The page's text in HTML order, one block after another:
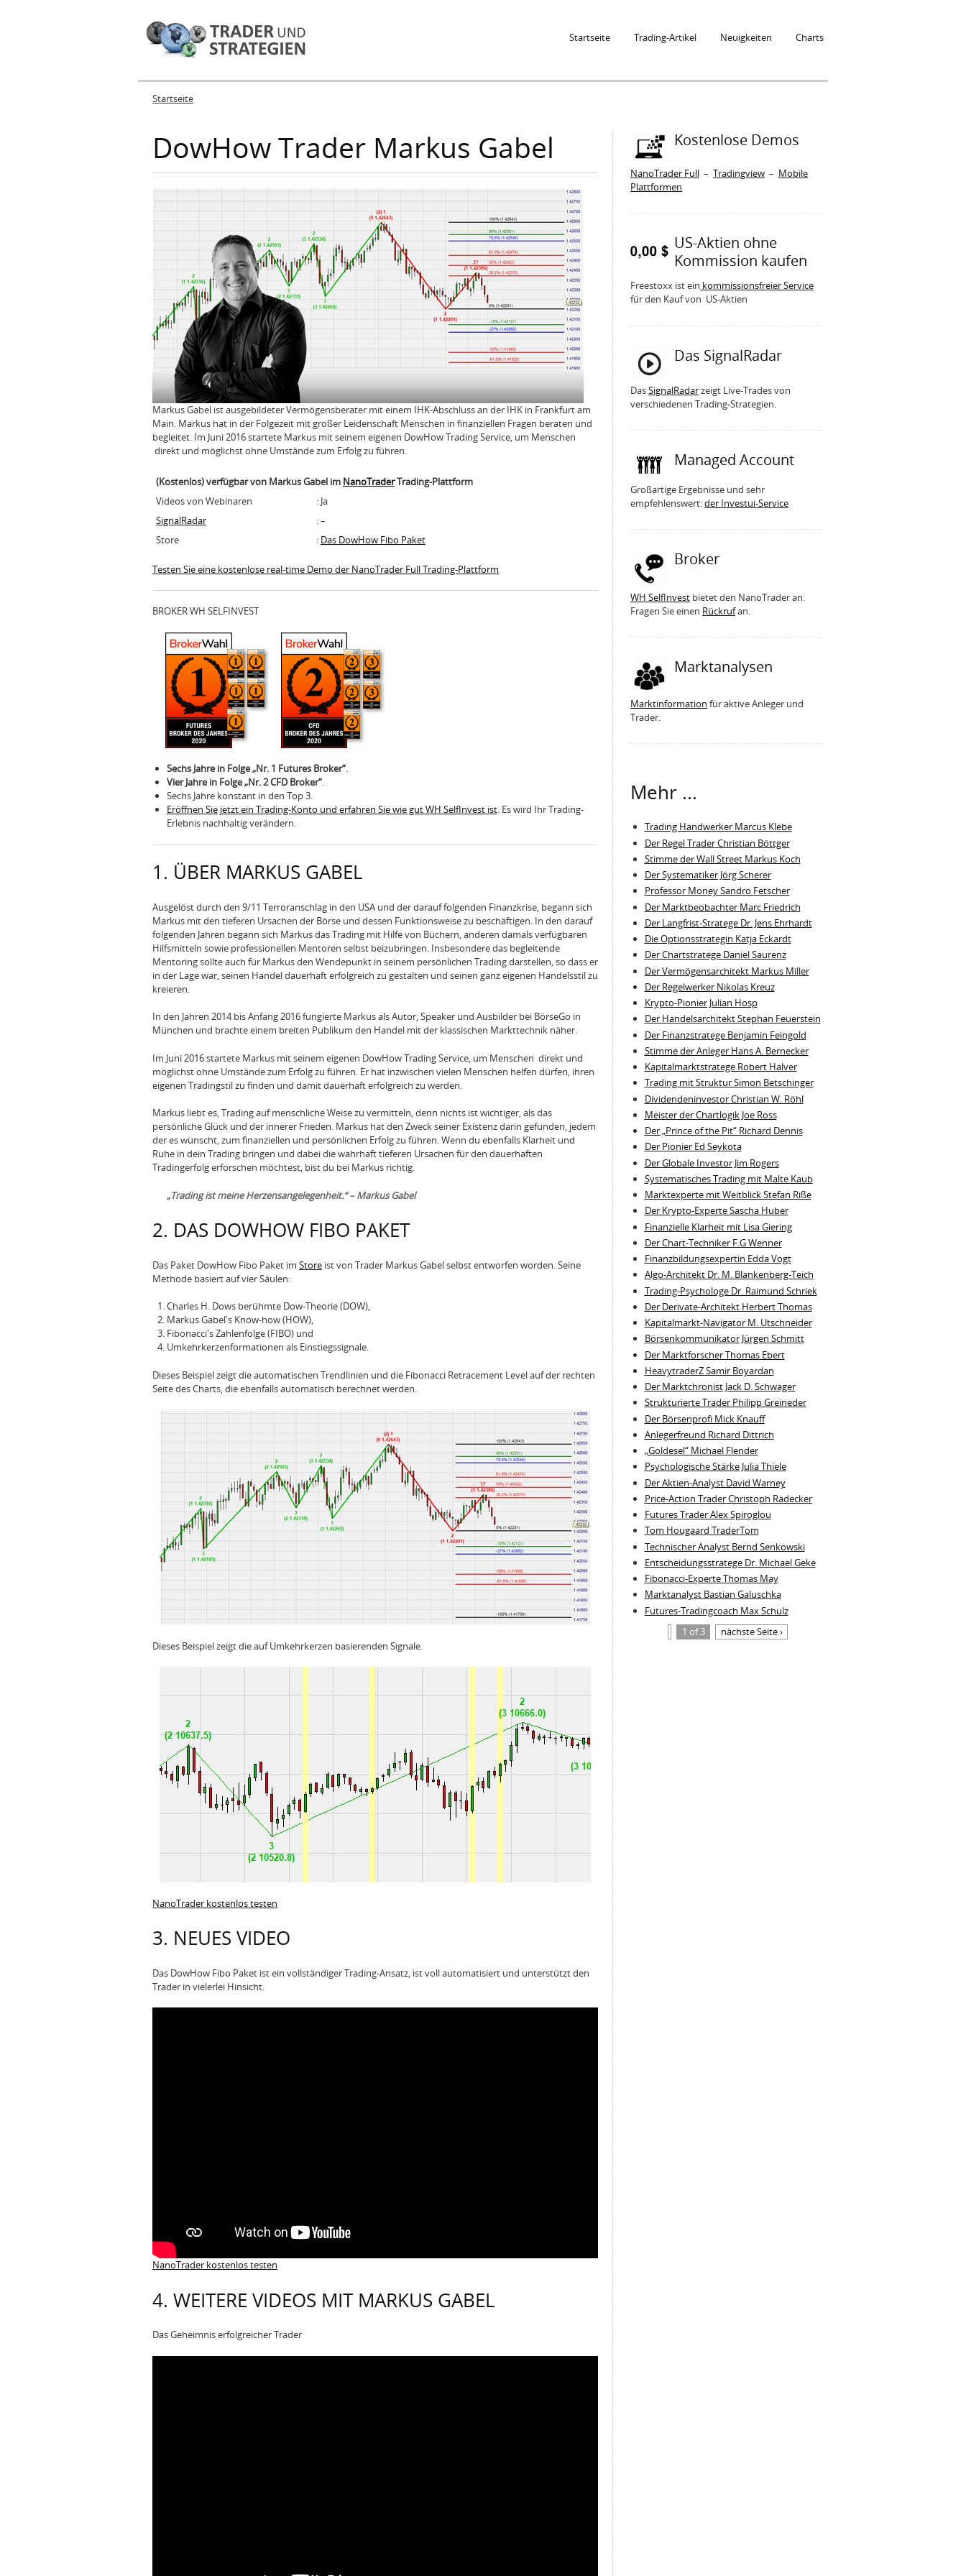
Startseite Trading-Artikel Neuigkeiten Charts
Sie sind hier
Startseite
DowHow Trader Markus Gabel
Markus Gabel ist ausgebildeter Vermögensberater mit einem IHK-Abschluss an der IHK in Frankfurt am
Main. Markus hat in der Folgezeit mit großer Leidenschaft Menschen in finanziellen Fragen beraten und
begleitet. Im Juni 2016 startete Markus mit seinem eigenen DowHow Trading Service, um Menschen
direkt und möglichst ohne Umstände zum Erfolg zu führen.
(Kostenlos) verfügbar von Markus Gabel im NanoTraderTrading-Plattform
Videos von Webinaren
: Ja
SignalRadar
: –
Store
: Das DowHow Fibo Paket
Testen Sie eine kostenlose real-time Demo der NanoTrader Full Trading-Plattform
BROKER WH SELFINVEST
Sechs Jahre in Folge „Nr. 1 Futures Broker“.
Vier Jahre in Folge „Nr. 2 CFD Broker“.
Sechs Jahre konstant in den Top 3.
Eröffnen Sie jetzt ein Trading-Konto und erfahren Sie wie gut WH SelfInvest ist. Es wird Ihr Trading-
Erlebnis nachhaltig verändern.
1. ÜBER MARKUS GABEL
Ausgelöst durch den 9/11 Terroranschlag in den USA und der darauf folgenden Finanzkrise, begann sich
Markus mit den tieferen Ursachen der Börse und dessen Funktionsweise zu beschäftigen. In den darauf
folgenden Jahren begann sich Markus das Trading mit Hilfe von Büchern, anderen damals verfügbaren
Hilfsmitteln sowie professionellen Mentoren selbst beizubringen. Insbesondere das begleitende
Mentoring sollte auch für Markus den Wendepunkt in seinem persönlichen Trading darstellen, so dass er
in der Lage war, seinen Handel dauerhaft erfolgreich zu gestalten und seinen ganz eigenen Handelsstil zu
kreieren.
In den Jahren 2014 bis Anfang 2016 fungierte Markus als Autor, Speaker und Ausbilder bei BörseGo in
München und brachte einem breiten Publikum den Handel mit der klassischen Markttechnik näher.
Im Juni 2016 startete Markus mit seinem eigenen DowHow Trading Service, um Menschen direkt und
möglichst ohne Umstände zum Erfolg zu führen. Er hat inzwischen vielen Menschen helfen dürfen, ihren
eigenen Tradingstil zu finden und damit dauerhaft erfolgreich zu werden.
Markus liebt es, Trading auf menschliche Weise zu vermitteln, denn nichts ist wichtiger, als das
persönliche Glück und der innerer Frieden. Markus hat den Zweck seiner Existenz darin gefunden, jedem
der es wünscht, zum finanziellen und persönlichen Erfolg zu führen. Wenn du ebenfalls Klarheit und
Ruhe in dein Trading bringen und dabei die wahrhaft tieferen Ursachen für den dauerhaften
Tradingerfolg erforschen möchtest, bist du bei Markus richtig.
„Trading ist meine Herzensangelegenheit.“ – Markus Gabel
2. DAS DOWHOW FIBO PAKET
Das Paket DowHow Fibo Paket im Store ist von Trader Markus Gabel selbst entworfen worden. Seine
Methode basiert auf vier Säulen:
Charles H. Dows berühmte Dow-Theorie (DOW),
Markus Gabel's Know-how (HOW),
Fibonacci's Zahlenfolge (FIBO) und
Umkehrkerzenformationen als Einstiegssignale.
Dieses Beispiel zeigt die automatischen Trendlinien und die Fibonacci Retracement Level auf der rechten
Seite des Charts, die ebenfalls automatisch berechnet werden.
Dieses Beispiel zeigt die auf Umkehrkerzen basierenden Signale.
NanoTrader kostenlos testen
3. NEUES VIDEO
Das DowHow Fibo Paket ist ein vollständiger Trading-Ansatz, ist voll automatisiert und unterstützt den
Trader in vielerlei Hinsicht.
NanoTrader kostenlos testen
4. WEITERE VIDEOS MIT MARKUS GABEL
Das Geheimnis erfolgreicher Trader
Kostenlose Demos
NanoTrader Full – Tradingview – Mobile
Plattformen
US-Aktien ohne
Kommission kaufen
Freestoxx ist ein kommissionsfreier Service
für den Kauf von US-Aktien
Das SignalRadar
DasSignalRadarzeigt Live-Trades von
verschiedenen Trading-Strategien.
Managed Account
Großartige Ergebnisse und sehr
empfehlenswert:der Investui-Service
Broker
WH SelfInvest bietet den NanoTrader an.
Fragen Sie einen Rückrufan.
Marktanalysen
Marktinformation für aktive Anleger und
Trader.
Mehr ...
Trading Handwerker Marcus Klebe
Der Regel Trader Christian Böttger
Stimme der Wall Street Markus Koch
Der Systematiker Jörg Scherer
Professor Money Sandro Fetscher
Der Marktbeobachter Marc Friedrich
Der Langfrist-Stratege Dr. Jens Ehrhardt
Die Optionsstrategin Katja Eckardt
Der Chartstratege Daniel Saurenz
Der Vermögensarchitekt Markus Miller
Der Regelwerker Nikolas Kreuz
Krypto-Pionier Julian Hosp
Der Handelsarchitekt Stephan Feuerstein
Der Finanzstratege Benjamin Feingold
Stimme der Anleger Hans A. Bernecker
Kapitalmarktstratege Robert Halver
Trading mit Struktur Simon Betschinger
Dividendeninvestor Christian W. Röhl
Meister der Chartlogik Joe Ross
Der „Prince of the Pit“ Richard Dennis
Der Pionier Ed Seykota
Der Globale Investor Jim Rogers
Systematisches Trading mit Malte Kaub
Marktexperte mit Weitblick Stefan Riße
Der Krypto-Experte Sascha Huber
Finanzielle Klarheit mit Lisa Giering
Der Chart-Techniker F.G Wenner
Finanzbildungsexpertin Edda Vogt
Algo‑Architekt Dr. M. Blankenberg‑Teich
Trading-Psychologe Dr. Raimund Schriek
Der Derivate‑Architekt Herbert Thomas
Kapitalmarkt-Navigator M. Utschneider
Börsenkommunikator Jürgen Schmitt
Der Marktforscher Thomas Ebert
HeavytraderZ Samir Boyardan
Der Marktchronist Jack D. Schwager
Strukturierte Trader Philipp Greineder
Der Börsenprofi Mick Knauff
Anlegerfreund Richard Dittrich
„Goldesel“ Michael Flender
Psychologische Stärke Julia Thiele
Der Aktien-Analyst David Warney
Price-Action Trader Christoph Radecker
Futures Trader Alex Spiroglou
Tom Hougaard TraderTom
Technischer Analyst Bernd Senkowski
Entscheidungsstratege Dr. Michael Geke
Fibonacci-Experte Thomas May
Marktanalyst Bastian Galuschka
Futures-Tradingcoach Max Schulz
1 of 3
nächste Seite ›